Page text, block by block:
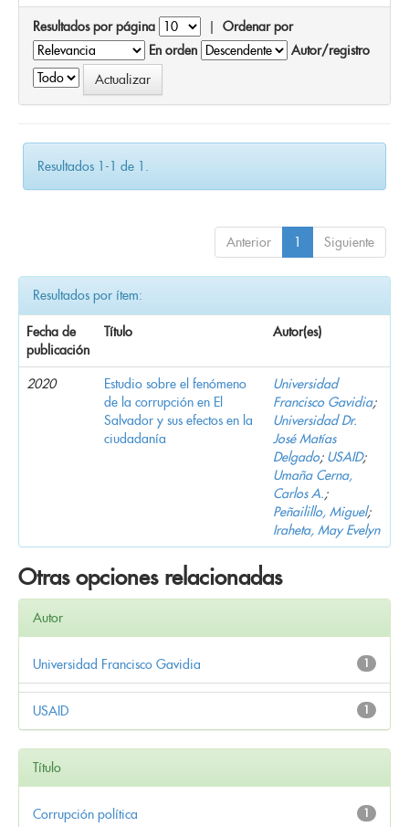
Resultados por página | Ordenar por
En orden
Autor/registro
Resultados 1-1 de 1.
Anterior 1 Siguiente
Resultados por ítem:
Fecha de
publicación
Título Autor(es)
2020
Estudio sobre el fenómeno
de la corrupción en El
Salvador y sus efectos en la
ciudadanía
Universidad
Francisco Gavidia;
Universidad Dr.
José Matías
Delgado; USAID;
Umaña Cerna,
Carlos A.;
Peñailillo, Miguel;
Iraheta, May Evelyn
Otras opciones relacionadas
Autor
1
Universidad Francisco Gavidia
1
USAID
Título
1
Corrupción política